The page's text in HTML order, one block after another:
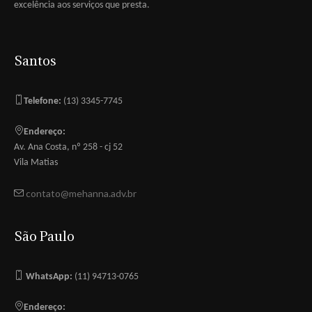
excelência aos serviços que presta.
Santos
Telefone: (13) 3345-7745
Endereço:
Av. Ana Costa, nº 258 - cj 52
Vila Matias
contato@mehanna.adv.br
São Paulo
WhatsApp: (11) 94713-0765
Endereço: